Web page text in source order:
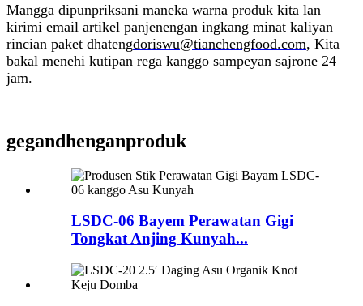
Mangga dipunpriksani maneka warna produk kita lan
kirimi email artikel panjenengan ingkang minat kaliyan
rincian paket dhatengdoriswu@tianchengfood.com, Kita
bakal menehi kutipan rega kanggo sampeyan sajrone 24
jam.
gegandhenganproduk
LSDC-06 Bayem Perawatan Gigi
Tongkat Anjing Kunyah...